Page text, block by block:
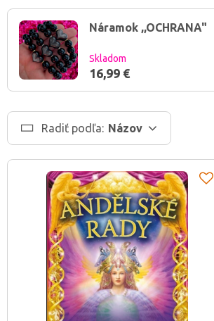
Náramok ,,OCHRANA"
Skladom
16,99 €
Radiť podľa: Názov